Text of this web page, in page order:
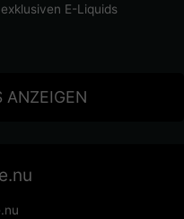
E-Liquids
ANZEIGEN